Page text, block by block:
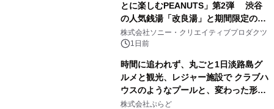
とに楽しむPEANUTS」第2弾 渋谷
の人気銭湯「改良湯」と期間限定のコ
ラボレーション サウナイキタイコラ
ボグッズも発売決定！
株式会社ソニー・クリエイティブプロダクツ
1日前
時間に追われず、丸ごと1日淡路島グ
ルメと観光、レジャー施設で クラブハ
ウスのようなプールと、変わった形の
サウナも 「THE BOXY AWAJI」のお
株式会社ぷらど